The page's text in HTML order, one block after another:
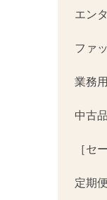
エン
ファ
業務
中古品
［セ
定期